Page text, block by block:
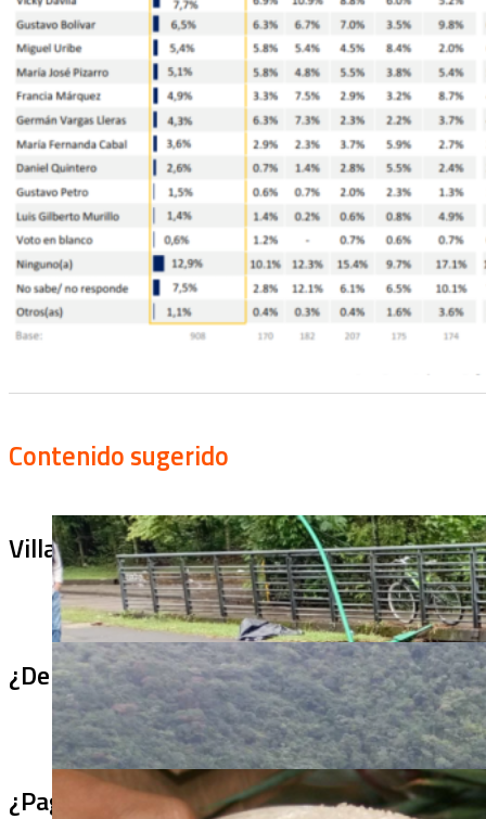
Contenido sugerido
Villa Julia no puede tapar el problema:
¿De qué sirve un puente terminado si no
¿Pagaron menos de lo permitido por el